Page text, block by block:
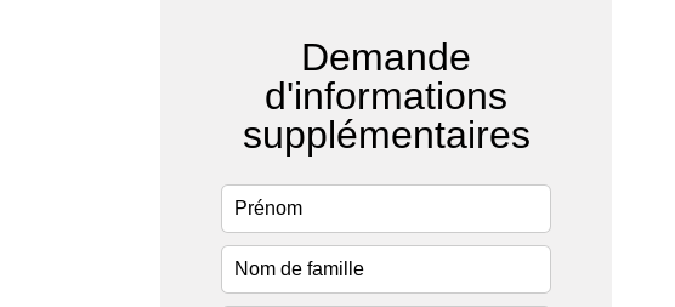
Demande
d'informations
supplémentaires